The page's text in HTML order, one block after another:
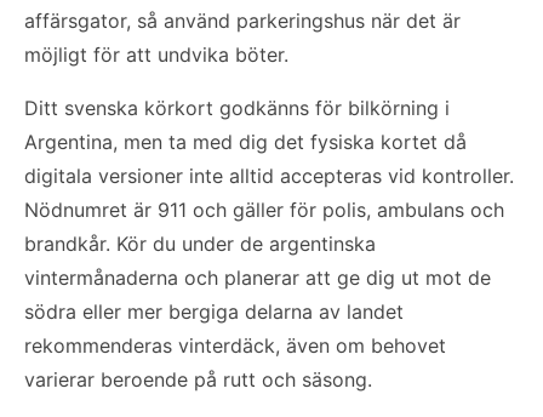
affärsgator, så använd parkeringshus när det är
möjligt för att undvika böter.
Ditt svenska körkort godkänns för bilkörning i
Argentina, men ta med dig det fysiska kortet då
digitala versioner inte alltid accepteras vid kontroller.
Nödnumret är 911 och gäller för polis, ambulans och
brandkår. Kör du under de argentinska
vintermånaderna och planerar att ge dig ut mot de
södra eller mer bergiga delarna av landet
rekommenderas vinterdäck, även om behovet
varierar beroende på rutt och säsong.